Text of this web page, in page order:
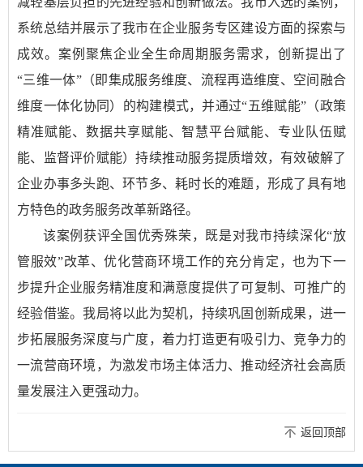
系统总结并展示了我市在企业服务专区建设方面的探索与
成效。案例聚焦企业全生命周期服务需求，创新提出了
“三维一体”（即集成服务维度、流程再造维度、空间融合
维度一体化协同）的构建模式，并通过“五维赋能”（政策
精准赋能、数据共享赋能、智慧平台赋能、专业队伍赋
能、监督评价赋能）持续推动服务提质增效，有效破解了
企业办事多头跑、环节多、耗时长的难题，形成了具有地
方特色的政务服务改革新路径。
该案例获评全国优秀殊荣，既是对我市持续深化“放
管服效”改革、优化营商环境工作的充分肯定，也为下一
步提升企业服务精准度和满意度提供了可复制、可推广的
经验借鉴。我局将以此为契机，持续巩固创新成果，进一
步拓展服务深度与广度，着力打造更有吸引力、竞争力的
一流营商环境，为激发市场主体活力、推动经济社会高质
量发展注入更强动力。
返回顶部